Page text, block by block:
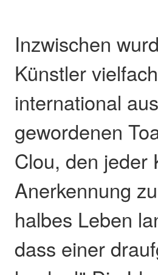
Inzwischen
Künstler
international
gewordenen
Clou, den jeder
Anerkennung
halbes Leben
dass einer